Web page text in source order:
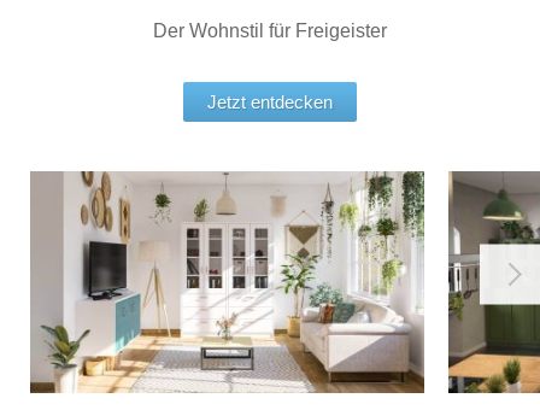
Der Wohnstil für Freigeister
Jetzt entdecken